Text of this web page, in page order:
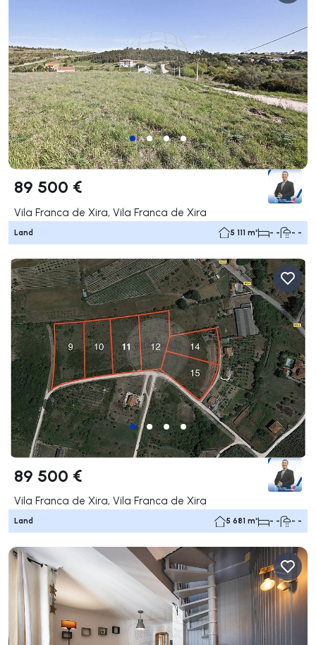
89 500 €
Vila Franca de Xira, Vila Franca de Xira
Land 5 111 m² - - - -
89 500 €
Vila Franca de Xira, Vila Franca de Xira
Land 5 681 m² - - - -